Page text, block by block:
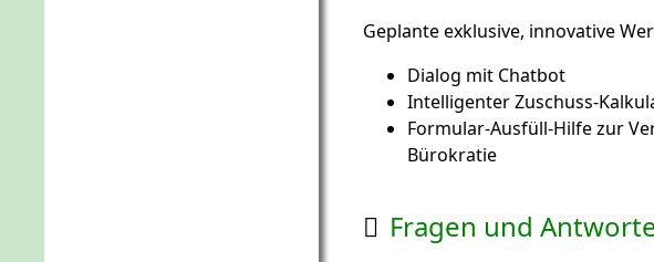
Geplante exklusive, innovative
Dialog mit Chatbot
Intelligenter Zuschuss-
Formular-Ausfüll-Hilfe zur
Bürokratie
 Fragen und